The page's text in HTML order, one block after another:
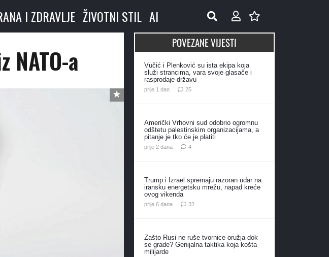
I ZDRAVLJE ŽIVOTNI STIL AI
NATO-a
POVEZANE VIJESTI
Vučić i Plenković su ista ekipa koja
služi strancima, vara svoje glasače i
rasprodaje državu
prije 1 dan 25komentara
Američki Vrhovni sud odobrio ogromnu
odštetu palestinskim organizacijama, a
pitanje je tko će je platiti
prije 2 dana 4komentara
Trump i Izrael spremaju razoran udar na
iransku energetsku mrežu, napad kreće
ovog vikenda
prije 6 dana 32komentara
Zašto Rusi ne ruše tvornice oružja dok
se grade? Genijalna taktika koja košta
milijarde